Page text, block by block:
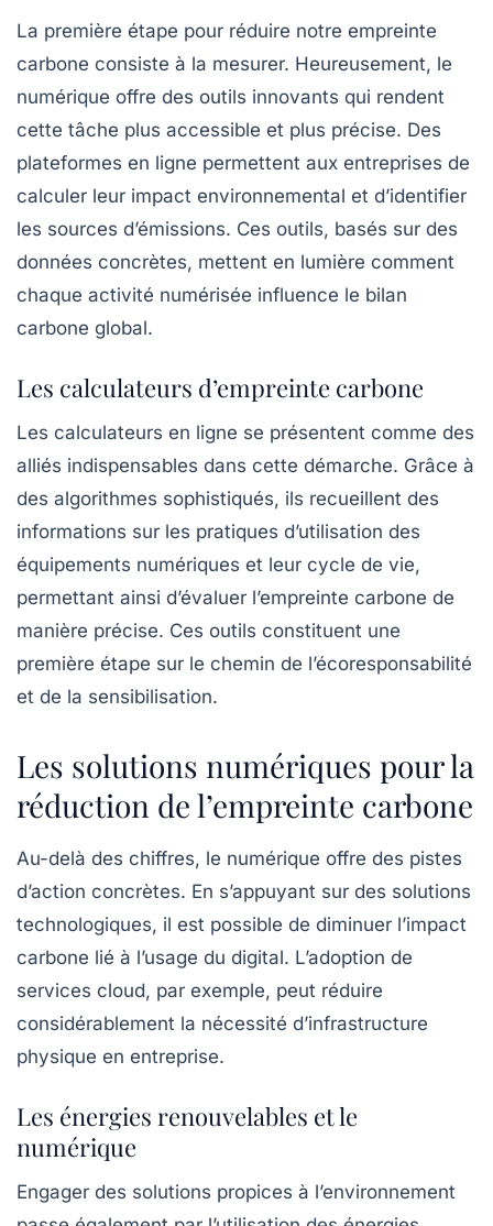
La première étape pour réduire notre empreinte
carbone consiste à la mesurer. Heureusement, le
numérique offre des outils innovants qui rendent
cette tâche plus accessible et plus précise. Des
plateformes en ligne permettent aux entreprises de
calculer leur impact environnemental et d’identifier
les sources d’émissions. Ces outils, basés sur des
données concrètes, mettent en lumière comment
chaque activité numérisée influence le bilan
carbone global.
Les calculateurs d’empreinte carbone
Les calculateurs en ligne se présentent comme des
alliés indispensables dans cette démarche. Grâce à
des algorithmes sophistiqués, ils recueillent des
informations sur les pratiques d’utilisation des
équipements numériques et leur cycle de vie,
permettant ainsi d’évaluer l’empreinte carbone de
manière précise. Ces outils constituent une
première étape sur le chemin de l’écoresponsabilité
et de la sensibilisation.
Les solutions numériques pour la
réduction de l’empreinte carbone
Au-delà des chiffres, le numérique offre des pistes
d’action concrètes. En s’appuyant sur des solutions
technologiques, il est possible de diminuer l’impact
carbone lié à l’usage du digital. L’adoption de
services cloud, par exemple, peut réduire
considérablement la nécessité d’infrastructure
physique en entreprise.
Les énergies renouvelables et le
numérique
Engager des solutions propices à l’environnement